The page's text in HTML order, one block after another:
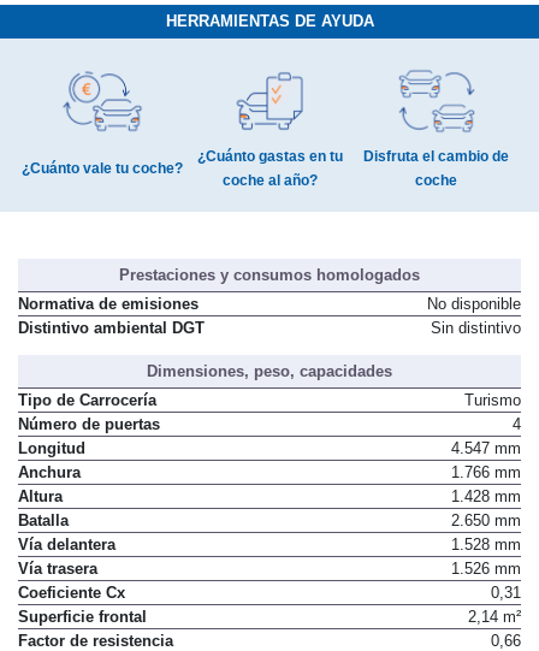
HERRAMIENTAS DE AYUDA
¿Cuánto vale tu coche?
¿Cuánto gastas en tu
coche al año?
Disfruta el cambio de
coche
Prestaciones y consumos homologados
Normativa de emisiones
No disponible
Distintivo ambiental DGT
Sin distintivo
Dimensiones, peso, capacidades
Tipo de Carrocería
Turismo
Número de puertas
4
Longitud
4.547 mm
Anchura
1.766 mm
Altura
1.428 mm
Batalla
2.650 mm
Vía delantera
1.528 mm
Vía trasera
1.526 mm
Coeficiente Cx
0,31
Superficie frontal
2,14 m²
Factor de resistencia
0,66